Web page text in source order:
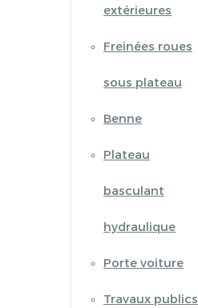
extérieures
Freinées roues
sous plateau
Benne
Plateau
basculant
hydraulique
Porte voiture
Travaux publics